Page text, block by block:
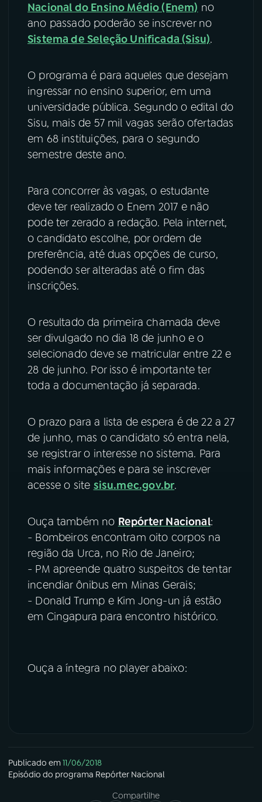
FESTIVAL DE MÚSICA
YouTube Facebook
Instagram X
TikTok
Nacional do Ensino Médio (Enem) no
ano passado poderão se inscrever no
Sistema de Seleção Unificada (Sisu).
O programa é para aqueles que desejam
ingressar no ensino superior, em uma
universidade pública. Segundo o edital do
Sisu, mais de 57 mil vagas serão ofertadas
em 68 instituições, para o segundo
semestre deste ano.
Para concorrer às vagas, o estudante
deve ter realizado o Enem 2017 e não
pode ter zerado a redação. Pela internet,
o candidato escolhe, por ordem de
preferência, até duas opções de curso,
podendo ser alteradas até o fim das
inscrições.
O resultado da primeira chamada deve
ser divulgado no dia 18 de junho e o
selecionado deve se matricular entre 22 e
28 de junho. Por isso é importante ter
toda a documentação já separada.
O prazo para a lista de espera é de 22 a 27
de junho, mas o candidato só entra nela,
se registrar o interesse no sistema. Para
mais informações e para se inscrever
acesse o site sisu.mec.gov.br.
Ouça também no Repórter Nacional:
- Bombeiros encontram oito corpos na
região da Urca, no Rio de Janeiro;
- PM apreende quatro suspeitos de tentar
incendiar ônibus em Minas Gerais;
- Donald Trump e Kim Jong-un já estão
em Cingapura para encontro histórico.
Ouça a íntegra no player abaixo:
Publicado em11/06/2018
Episódio do programa Repórter Nacional
Compartilhe